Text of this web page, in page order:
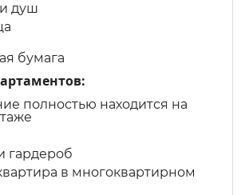
душ
бумага
полностью находится на
гардероб
в многоквартирном